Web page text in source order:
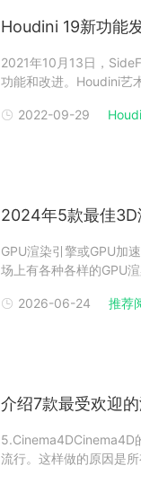
Houdini 19新功能
2021年10月13日，
功能和改进。Houdini艺
2022-09-29
2024年5款最佳3D
GPU渲染引擎或GPU加
场上有各种各样的GPU
Iray（NVIDIA）、
2026-06-24 推荐
介绍7款最受欢迎
5.Cinema4DCinema4D
流行。这样做的原因是